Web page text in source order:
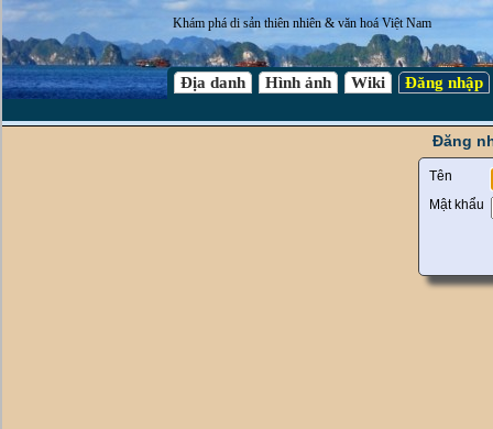
Khám phá di sản thiên nhiên & văn hoá Việt Nam
Địa danh Hình ảnh Wiki Đăng nhập
Đăng
Tên
Mật khẩu